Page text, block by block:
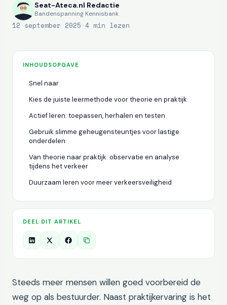
Seat-Ateca.nl Redactie
Bandenspanning Kennisbank
12 september 2025 · 4 min lezen
INHOUDSOPGAVE
Snel naar
Kies de juiste leermethode voor theorie en praktijk
Actief leren: toepassen, herhalen en testen
Gebruik slimme geheugensteuntjes voor lastige
onderdelen
Van theorie naar praktijk: observatie en analyse
tijdens het verkeer
Duurzaam leren voor meer verkeersveiligheid
DEEL DIT ARTIKEL
Steeds meer mensen willen goed voorbereid de
weg op als bestuurder. Naast praktijkervaring is het